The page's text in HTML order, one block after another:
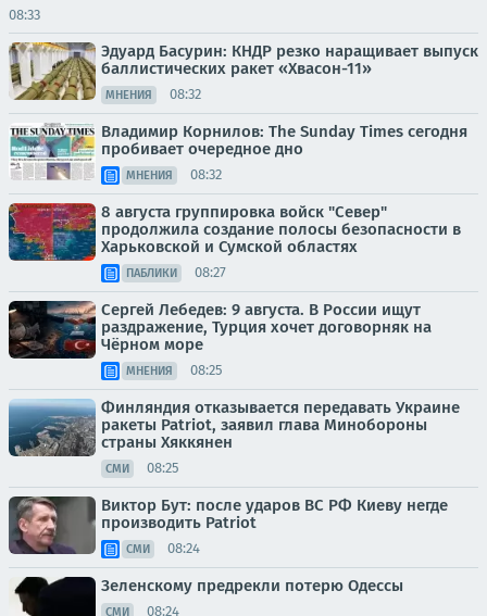
08:33
Эдуард Басурин: КНДР резко наращивает выпуск
баллистических ракет «Хвасон-11»
МНЕНИЯ 08:32
Владимир Корнилов: The Sunday Times сегодня
пробивает очередное дно
МНЕНИЯ 08:32
8 августа группировка войск "Север"
продолжила создание полосы безопасности в
Харьковской и Сумской областях
ПАБЛИКИ 08:27
Сергей Лебедев: 9 августа. В России ищут
раздражение, Турция хочет договорняк на
Чёрном море
МНЕНИЯ 08:25
Финляндия отказывается передавать Украине
ракеты Patriot, заявил глава Минобороны
страны Хяккянен
СМИ 08:25
Виктор Бут: после ударов ВС РФ Киеву негде
производить Patriot
СМИ 08:24
Зеленскому предрекли потерю Одессы
СМИ 08:24